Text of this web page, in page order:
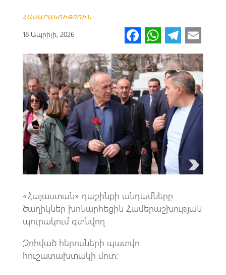
ՀԱՍԱՐԱԿՈՒԹՅՈՒՆ
18 Ապրիլի, 2026 Fa
ce
b
o
o
k
W
h
at
s
A
p
p
Te
le
gr
a
m
m
ail
«Հայաստան» դաշինքի անդամները
ծաղիկներ խոնարհեցին Համերաշխության
պուրակում գտնվող
Զոհված հերոսների պատվո
հուշատախտակի մոտ։